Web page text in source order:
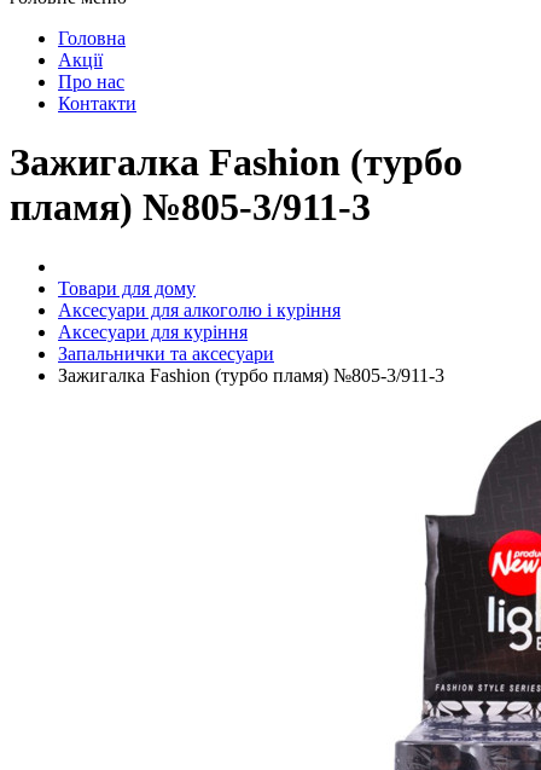
Головна
Акції
Про нас
Контакти
Зажигалка Fashion (турбо
пламя) №805-3/911-3
Товари для дому
Аксесуари для алкоголю і куріння
Аксесуари для куріння
Запальнички та аксесуари
Зажигалка Fashion (турбо пламя) №805-3/911-3